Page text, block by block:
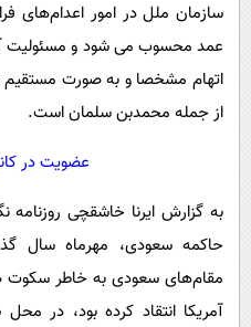
بین
سازمان ملل در امور اعدام‌های
عمد محسوب می شود و مسئولیت
اتهام مشخصا و به صورت مستقیم
از جمله محمدبن سلمان است.
عضویت در
حاکمه سعودی، مهرماه سال
مقام‌های سعودی به خاطر سکوت
آمریکا انتقاد کرده بود، در